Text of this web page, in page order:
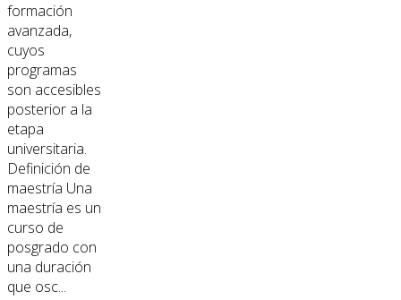
formación
avanzada,
cuyos
programas
son accesibles
posterior a la
etapa
universitaria.
Definición de
maestría Una
maestría es un
curso de
posgrado con
una duración
que osc...